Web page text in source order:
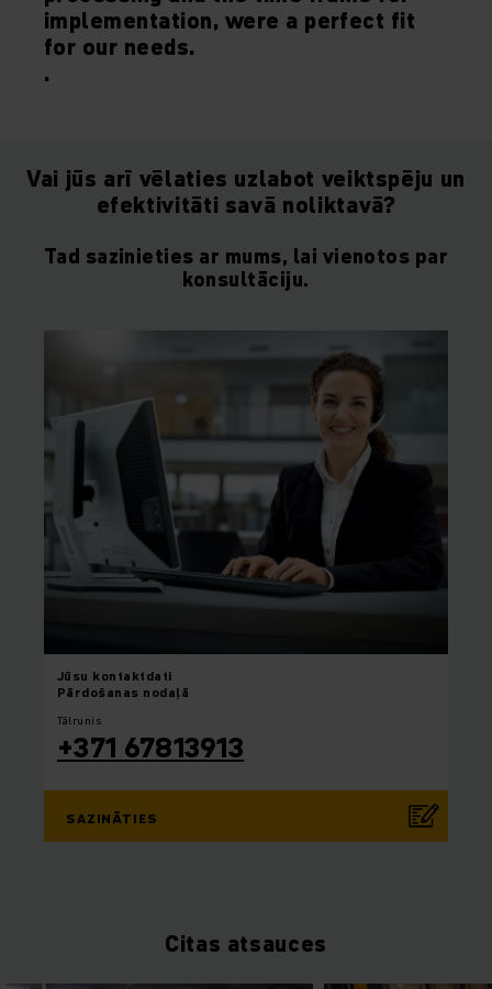
implementation, were a perfect fit
for our needs.
.
Vai jūs arī vēlaties uzlabot veiktspēju un
efektivitāti savā noliktavā?
Tad sazinieties ar mums, lai vienotos par
konsultāciju.
Jūsu kontaktdati
Pārdošanas nodaļā
Tālrunis
+371 67813913
SAZINĀTIES
Citas atsauces